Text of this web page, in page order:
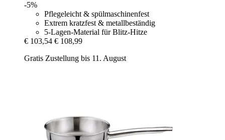
-5%
Pflegeleicht & spülmaschinenfest
Extrem kratzfest & metallbeständig
5-Lagen-Material für Blitz-Hitze
€ 103,54 € 108,99
Gratis Zustellung bis 11. August